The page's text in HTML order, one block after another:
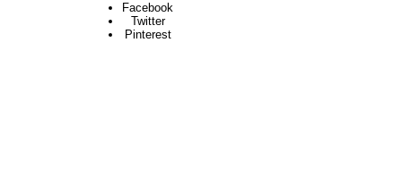
Facebook
Twitter
Pinterest